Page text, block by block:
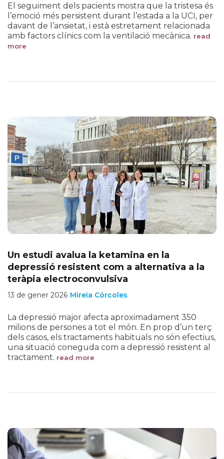
El seguiment dels pacients mostra que la tristesa és
l’emoció més persistent durant l’estada a la UCI, per
davant de l’ansietat, i està estretament relacionada
amb factors clínics com la ventilació mecànica. read
more
Un estudi avalua la ketamina en la
depressió resistent com a alternativa a la
teràpia electroconvulsiva
Mireia Córcoles
13 de gener 2026
La depressió major afecta aproximadament 350
milions de persones a tot el món. En prop d’un terç
dels casos, els tractaments habituals no són efectius,
una situació coneguda com a depressió resistent al
tractament. read more